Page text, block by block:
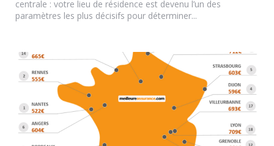
centrale : votre lieu de résidence est devenu l’un des
paramètres les plus décisifs pour déterminer...